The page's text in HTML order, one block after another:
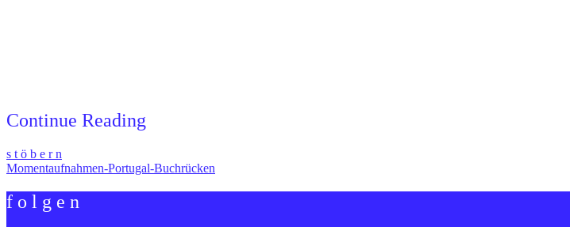
Continue Reading
s t ö b e r n
Momentaufnahmen-Portugal-Buchrücken
f o l g e n